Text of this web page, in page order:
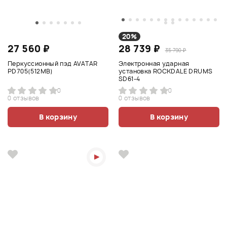
27 560 ₽
Перкуссионный пэд AVATAR
PD705(512MB)
0
0 отзывов
В корзину
20%
28 739 ₽ 35 790 ₽
Электронная ударная
установка ROCKDALE DRUMS
SD61-4
0
0 отзывов
В корзину